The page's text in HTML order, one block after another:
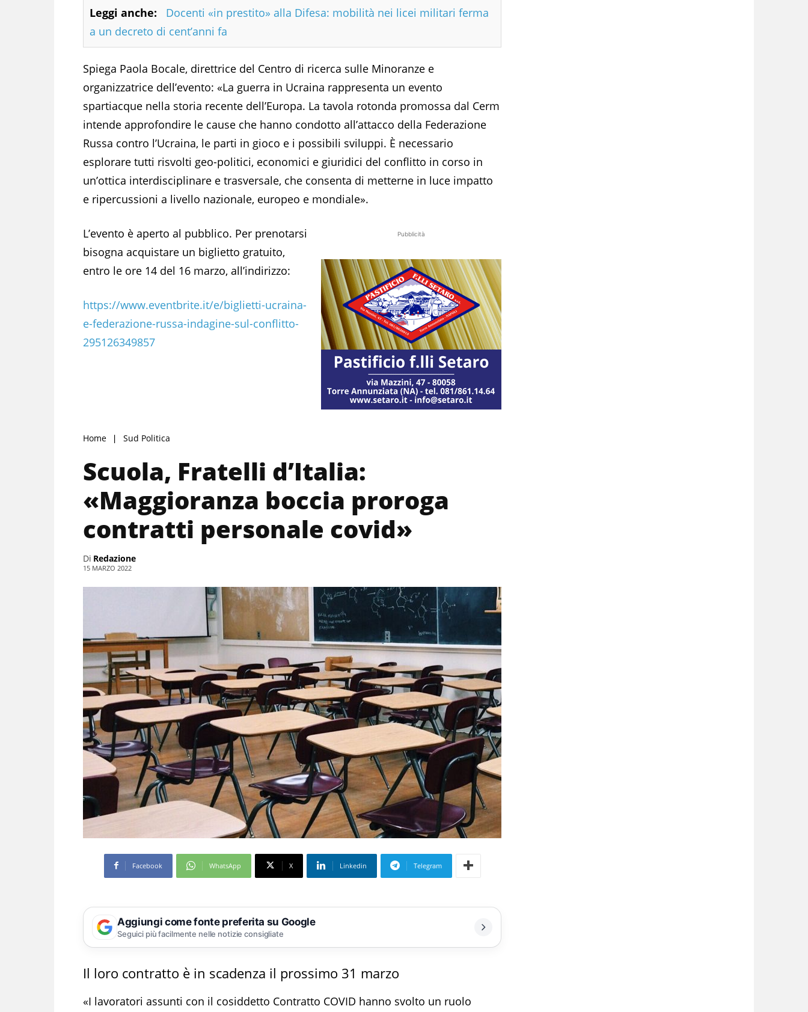
Leggi anche:
Docenti «in prestito» alla Difesa: mobilità nei licei militari ferma
a un decreto di cent’anni fa
Spiega Paola Bocale, direttrice del Centro di ricerca sulle Minoranze e
organizzatrice dell’evento: «La guerra in Ucraina rappresenta un evento
spartiacque nella storia recente dell’Europa. La tavola rotonda promossa dal Cerm
intende approfondire le cause che hanno condotto all’attacco della Federazione
Russa contro l’Ucraina, le parti in gioco e i possibili sviluppi. È necessario
esplorare tutti risvolti geo-politici, economici e giuridici del conflitto in corso in
un’ottica interdisciplinare e trasversale, che consenta di metterne in luce impatto
e ripercussioni a livello nazionale, europeo e mondiale».
Pubblicità
L’evento è aperto al pubblico. Per prenotarsi
bisogna acquistare un biglietto gratuito,
entro le ore 14 del 16 marzo, all’indirizzo:
https://www.eventbrite.it/e/biglietti-ucraina-
e-federazione-russa-indagine-sul-conflitto-
295126349857
Home Sud Politica
Scuola, Fratelli d’Italia:
«Maggioranza boccia proroga
contratti personale covid»
Di Redazione
15 MARZO 2022
Facebook WhatsApp X Linkedin Telegram
Aggiungi come fonte preferita su Google
Seguici più facilmente nelle notizie consigliate
Il loro contratto è in scadenza il prossimo 31 marzo
«I lavoratori assunti con il cosiddetto Contratto COVID hanno svolto un ruolo